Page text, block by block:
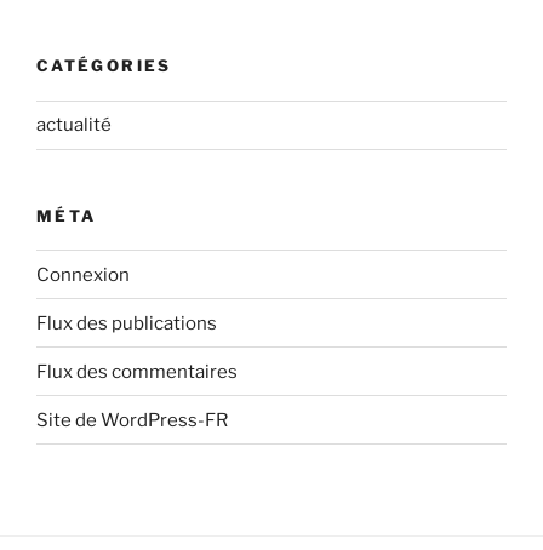
CATÉGORIES
actualité
MÉTA
Connexion
Flux des publications
Flux des commentaires
Site de WordPress-FR